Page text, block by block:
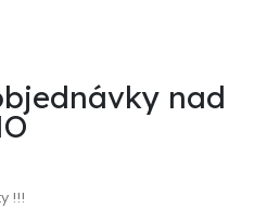
nad
!!!